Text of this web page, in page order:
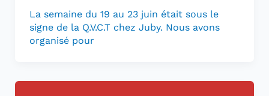
La semaine du 19 au 23 juin était sous le
signe de la Q.V.C.T chez Juby. Nous avons
organisé pour